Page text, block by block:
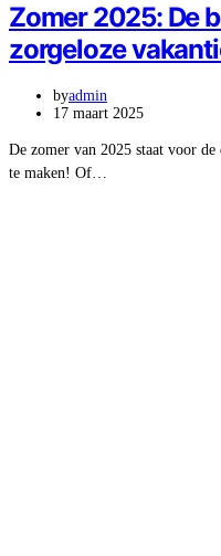
Zomer 2025: De
zorgeloze
byadmin
17 maart 2025
De zomer van 2025 staat voor
te maken! Of…